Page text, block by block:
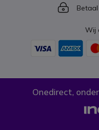
Icon
Wij
Onedirect,